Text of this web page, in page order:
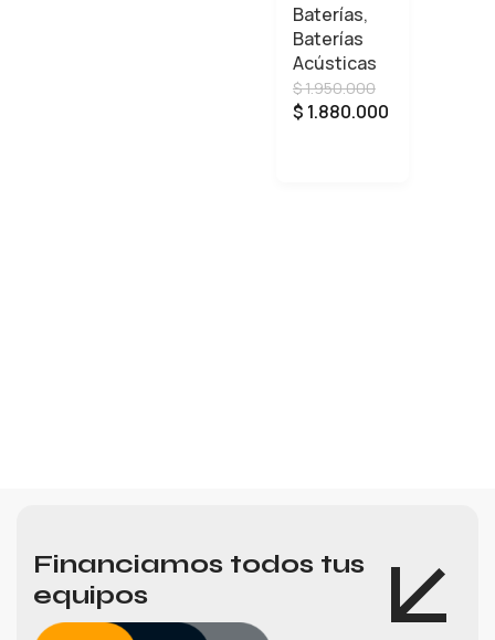
+ Pedal
Tama
Hb5W
Baterías,
Baterías
Acústicas
$1.950.000
$ 1.880.000
Financiamos todos tus
equipos